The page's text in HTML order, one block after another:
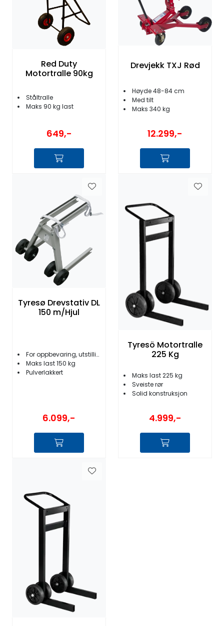
Red Duty
Motortralle 90kg
Ståltralle
Maks 90 kg last
649,-
Drevjekk TXJ Rød
Høyde 48-84 cm
Med tilt
Maks 340 kg
12.299,-
Tyresø Drevstativ DL
150 m/Hjul
For oppbevaring, utstilling og service
Maks last 150 kg
Pulverlakkert
6.099,-
Tyresö Motortralle
225 Kg
Maks last 225 kg
Sveiste rør
Solid konstruksjon
4.999,-